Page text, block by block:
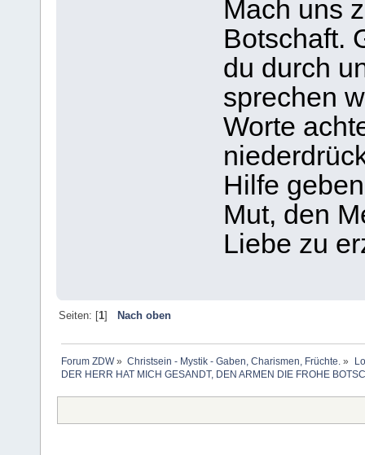
Mach uns
Botschaft.
du durch
sprechen
Worte
Hilfe
Mut, den
Liebe zu
Seiten: [1] Nach oben
Forum ZDW» Christsein - Mystik - Gaben, Charismen, Früchte. »
DER HERR HAT MICH GESANDT, DEN ARMEN DIE FROHE